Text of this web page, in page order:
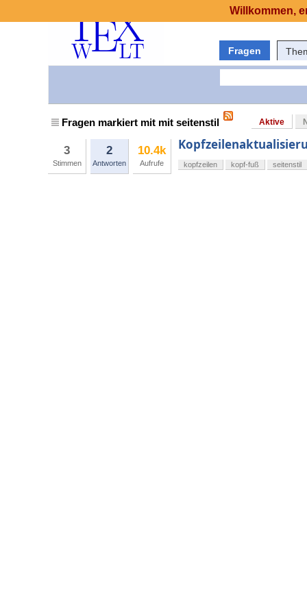
Fragen
Fragen markiert mit mit seitenstil Aktive
3
Stimmen
2
Antworten
10.4k
Aufrufe kopfzeilen kopf-fuß seitenstil
Willkommen,